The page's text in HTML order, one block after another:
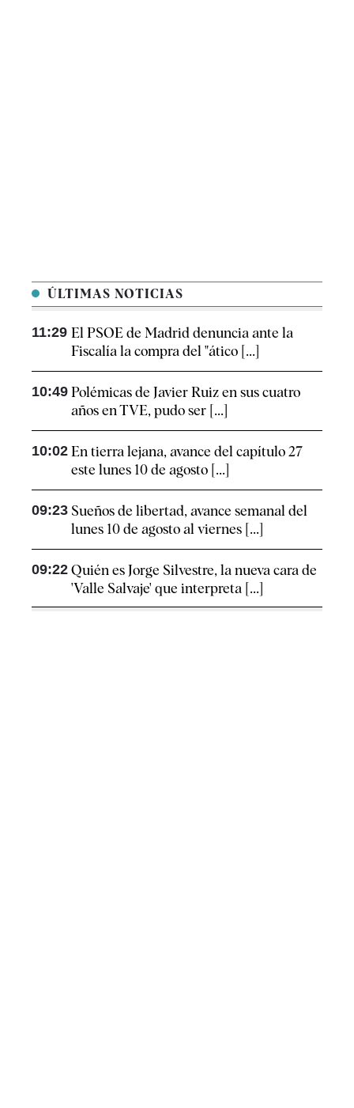
ÚLTIMAS NOTICIAS
11:29 El PSOE de Madrid denuncia ante la
Fiscalía la compra del "ático [...]
10:49 Polémicas de Javier Ruiz en sus cuatro
años en TVE, pudo ser [...]
10:02 En tierra lejana, avance del capítulo 27
este lunes 10 de agosto [...]
09:23 Sueños de libertad, avance semanal del
lunes 10 de agosto al viernes [...]
09:22 Quién es Jorge Silvestre, la nueva cara de
'Valle Salvaje' que interpreta [...]